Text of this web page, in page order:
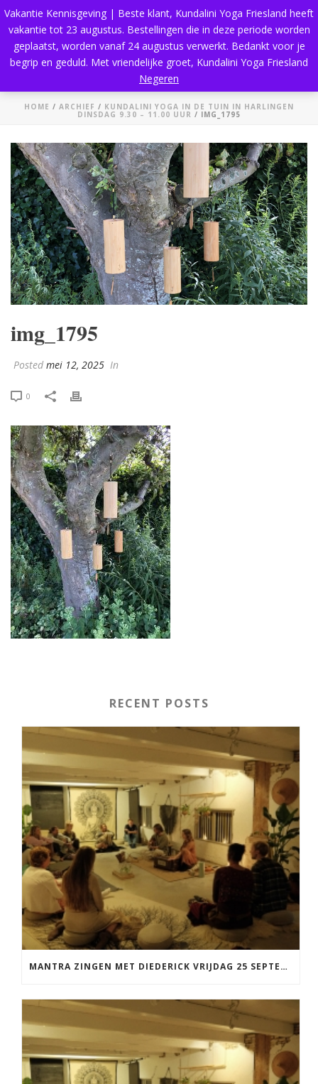
HOME / ARCHIEF / KUNDALINI YOGA IN DE TUIN IN HARLINGEN
DINSDAG 9.30 – 11.00 UUR / IMG_1795
img_1795
Posted mei 12, 2025 In
0
RECENT POSTS
MANTRA ZINGEN MET DIEDERICK VRIJDAG 25 SEPTEMBER EN 20 NOVEMBER
Vakantie Kennisgeving | Beste klant, Kundalini Yoga Friesland heeft
vakantie tot 23 augustus. Bestellingen die in deze periode worden
geplaatst, worden vanaf 24 augustus verwerkt. Bedankt voor je
begrip en geduld. Met vriendelijke groet, Kundalini Yoga Friesland
Negeren